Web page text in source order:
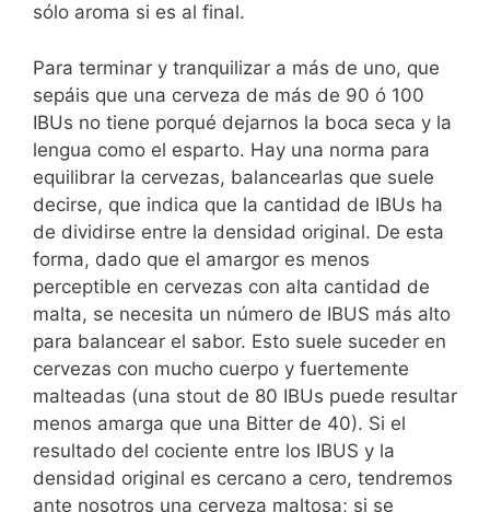
sólo aroma si es al final.
Para terminar y tranquilizar a más de uno, que
sepáis que una cerveza de más de 90 ó 100
IBUs no tiene porqué dejarnos la boca seca y la
lengua como el esparto. Hay una norma para
equilibrar la cervezas, balancearlas que suele
decirse, que indica que la cantidad de IBUs ha
de dividirse entre la densidad original. De esta
forma, dado que el amargor es menos
perceptible en cervezas con alta cantidad de
malta, se necesita un número de IBUS más alto
para balancear el sabor. Esto suele suceder en
cervezas con mucho cuerpo y fuertemente
malteadas (una stout de 80 IBUs puede resultar
menos amarga que una Bitter de 40). Si el
resultado del cociente entre los IBUS y la
densidad original es cercano a cero, tendremos
ante nosotros una cerveza maltosa; si se